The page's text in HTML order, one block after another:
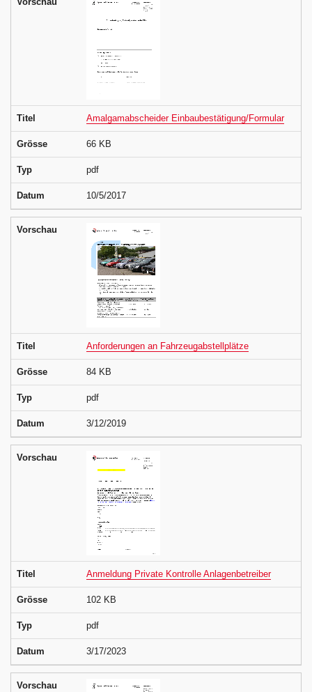
Titel Amalgamabscheider Einbaubestätigung/Formular
Grösse 66 KB
Typ pdf
Datum 10/5/2017
Vorschau
Titel Anforderungen an Fahrzeugabstellplätze
Grösse 84 KB
Typ pdf
Datum 3/12/2019
Vorschau
Titel Anmeldung Private Kontrolle Anlagenbetreiber
Grösse 102 KB
Typ pdf
Datum 3/17/2023
Vorschau